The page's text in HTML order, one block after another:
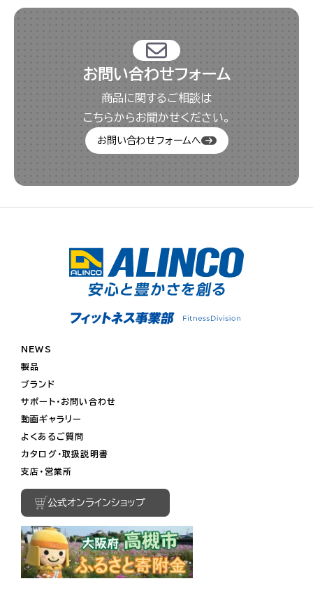
お問い合わせフォーム
商品に関するご相談は
こちらからお聞かせください。
お問い合わせフォームへ
NEWS
製品
ブランド
サポート・お問い合わせ
動画ギャラリー
よくあるご質問
カタログ・取扱説明書
支店・営業所
公式オンラインショップ